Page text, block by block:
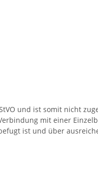
und ist somit nicht
mit einer
ist und über